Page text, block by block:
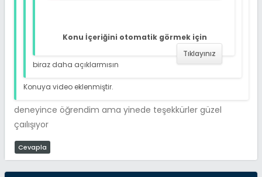
Konu İçeriğini otomatik görmek için
Tıklayınız
biraz daha açıklarmısın
Konuya video eklenmiştir.
deneyince öğrendim ama yinede teşekkürler güzel
çaılışıyor
Cevapla